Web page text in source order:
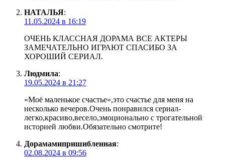
НАТАЛЬЯ:
11.05.2024 в 16:19
ОЧЕНЬ КЛАССНАЯ ДОРАМА ВСЕ АКТЕРЫ
ЗАМЕЧАТЕЛЬНО ИГРАЮТ СПАСИБО ЗА
ХОРОШИЙ СЕРИАЛ.
Людмила:
19.05.2024 в 21:27
«Моё маленькое счастье»,это счастье для меня на
несколько вечеров.Очень понравился сериал-
легко,красиво,весело,эмоционально с трогательной
историей любви.Обязательно смотрите!
Дорамамипришибленная:
02.08.2024 в 09:56